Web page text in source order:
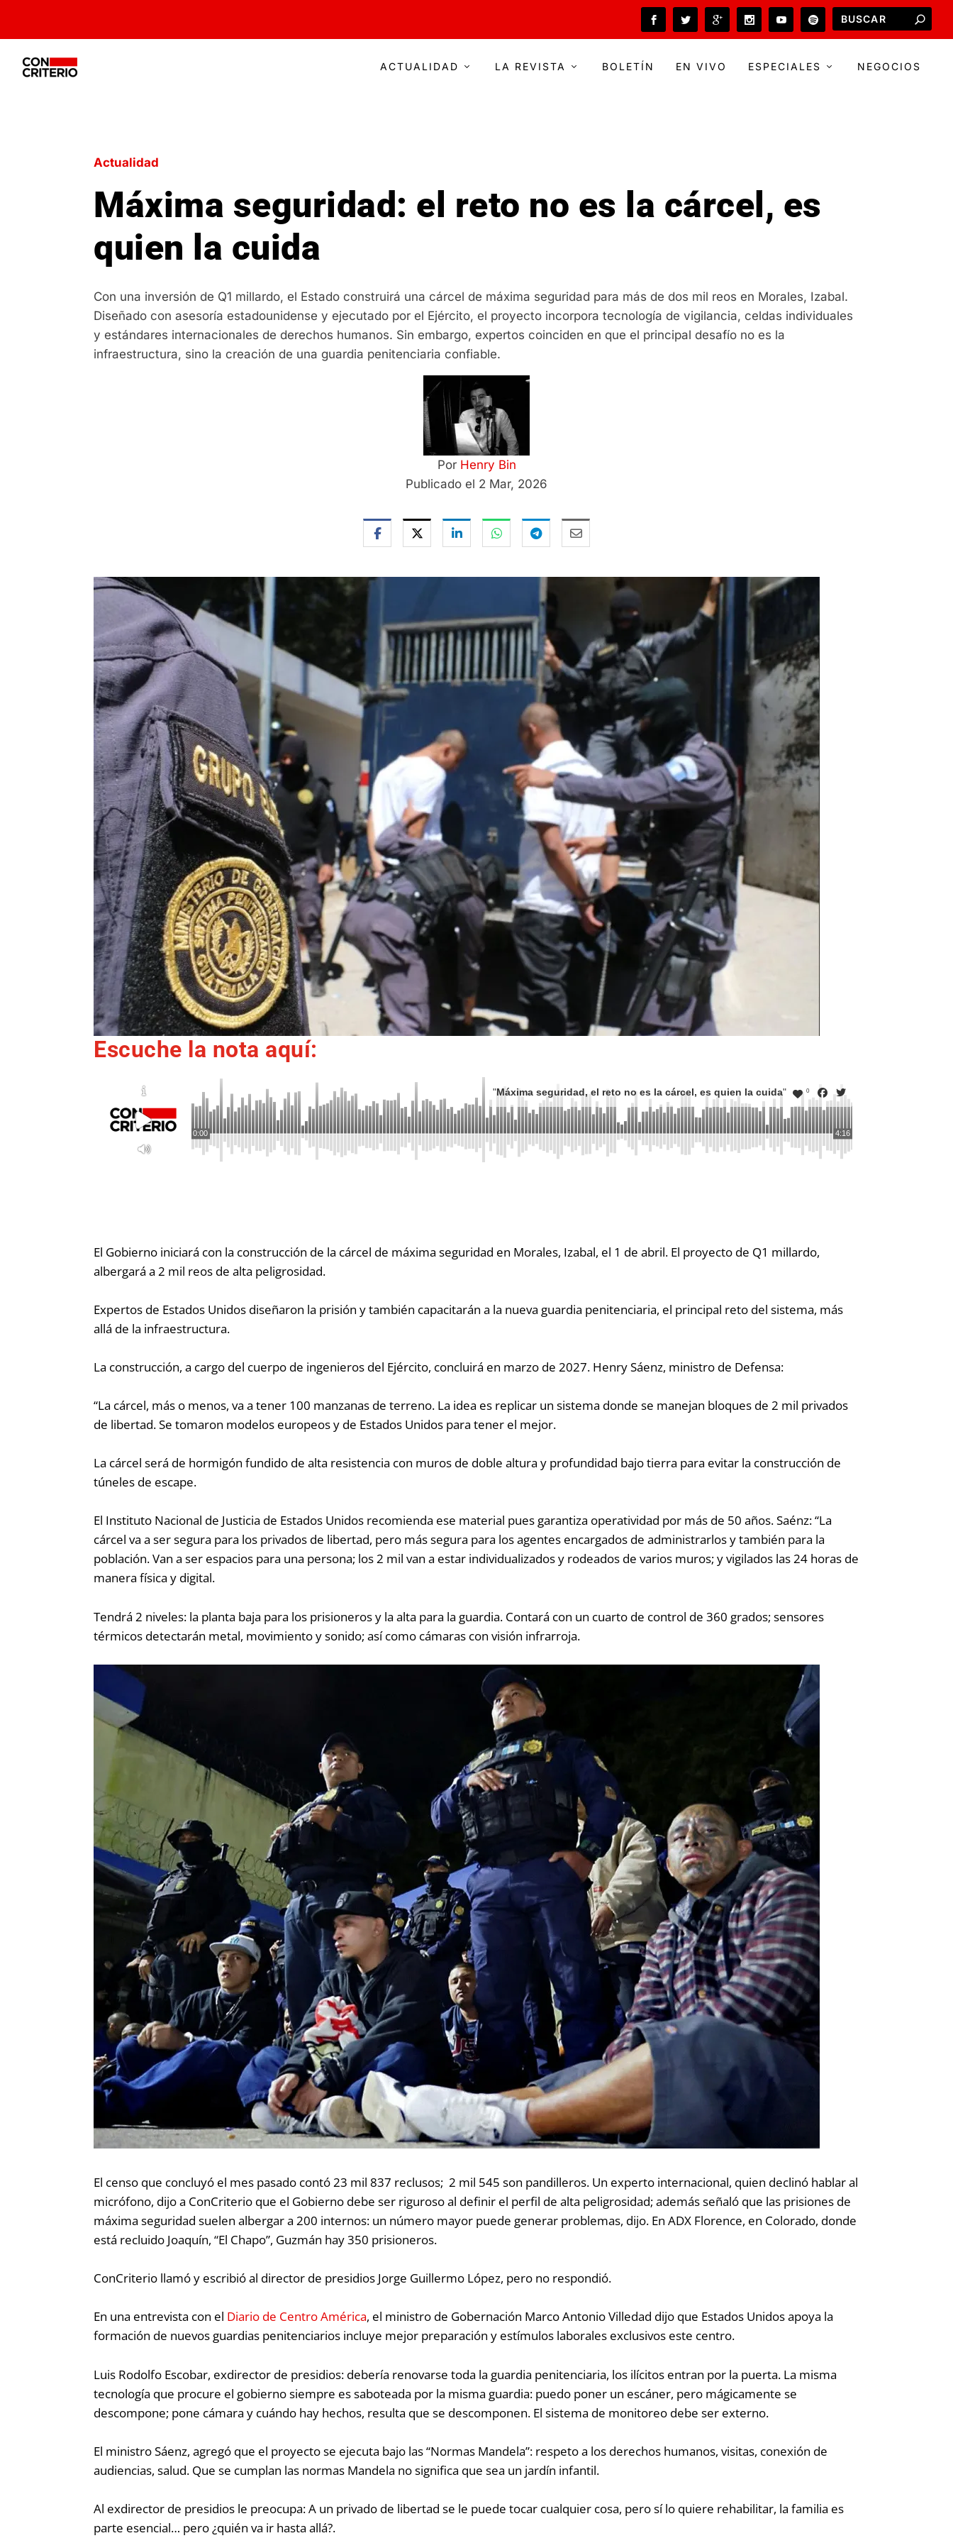
ACTUALIDAD LA REVISTA BOLETÍN EN VIVO ESPECIALES NEGOCIOS
Actualidad
Máxima seguridad: el reto no es la cárcel, es
quien la cuida
Con una inversión de Q1 millardo, el Estado construirá una cárcel de máxima seguridad para más de dos mil reos en Morales, Izabal.
Diseñado con asesoría estadounidense y ejecutado por el Ejército, el proyecto incorpora tecnología de vigilancia, celdas individuales
y estándares internacionales de derechos humanos. Sin embargo, expertos coinciden en que el principal desafío no es la
infraestructura, sino la creación de una guardia penitenciaria confiable.
Por Henry Bin
Publicado el 2 Mar, 2026
Escuche la nota aquí:
0:00 4:16
"Máxima seguridad, el reto no es la cárcel, es quien la cuida" 0
El Gobierno iniciará con la construcción de la cárcel de máxima seguridad en Morales, Izabal, el 1 de abril. El proyecto de Q1 millardo,
albergará a 2 mil reos de alta peligrosidad.
Expertos de Estados Unidos diseñaron la prisión y también capacitarán a la nueva guardia penitenciaria, el principal reto del sistema, más
allá de la infraestructura.
La construcción, a cargo del cuerpo de ingenieros del Ejército, concluirá en marzo de 2027. Henry Sáenz, ministro de Defensa:
“La cárcel, más o menos, va a tener 100 manzanas de terreno. La idea es replicar un sistema donde se manejan bloques de 2 mil privados
de libertad. Se tomaron modelos europeos y de Estados Unidos para tener el mejor.
La cárcel será de hormigón fundido de alta resistencia con muros de doble altura y profundidad bajo tierra para evitar la construcción de
túneles de escape.
El Instituto Nacional de Justicia de Estados Unidos recomienda ese material pues garantiza operatividad por más de 50 años.Saénz:“La
cárcel va a ser segura para los privados de libertad, pero más segura para los agentes encargados de administrarlos y también para la
población. Van a ser espacios para una persona; los 2 mil van a estar individualizados y rodeados de varios muros; y vigilados las 24 horas de
manera física y digital.
Tendrá 2 niveles: la planta baja para los prisioneros y la alta para la guardia. Contará con un cuarto de control de 360 grados; sensores
térmicos detectarán metal, movimiento y sonido; así como cámaras con visión infrarroja.
El censo que concluyó el mes pasado contó 23 mil 837 reclusos; 2 mil 545 son pandilleros. Un experto internacional, quien declinó hablar al
micrófono, dijo a ConCriterio que el Gobierno debe ser riguroso al definir el perfil de alta peligrosidad; además señaló que las prisiones de
máxima seguridad suelen albergar a 200 internos: un número mayor puede generar problemas, dijo. En ADX Florence, en Colorado, donde
está recluido Joaquín, “El Chapo”, Guzmán hay 350 prisioneros.
ConCriterio llamó y escribió al director de presidios Jorge Guillermo López, pero no respondió.
En una entrevista con el Diario de Centro América, el ministro de Gobernación Marco Antonio Villedad dijo que Estados Unidos apoya la
formación de nuevos guardias penitenciarios incluye mejor preparación y estímulos laborales exclusivos este centro.
Luis Rodolfo Escobar, exdirector de presidios: debería renovarse toda la guardia penitenciaria, los ilícitos entran por la puerta. La misma
tecnología que procure el gobierno siempre es saboteada por la misma guardia: puedo poner un escáner, pero mágicamente se
descompone; pone cámara y cuándo hay hechos, resulta que se descomponen. El sistema de monitoreo debe ser externo.
El ministro Sáenz, agregó que el proyecto se ejecuta bajo las “Normas Mandela”: respeto a los derechos humanos, visitas, conexión de
audiencias, salud. Que se cumplan las normas Mandela no significa que sea un jardín infantil.
Al exdirector de presidios le preocupa:A un privado de libertad se le puede tocar cualquier cosa, pero sí lo quiere rehabilitar, la familia es
parte esencial… pero ¿quién va ir hasta allá?.